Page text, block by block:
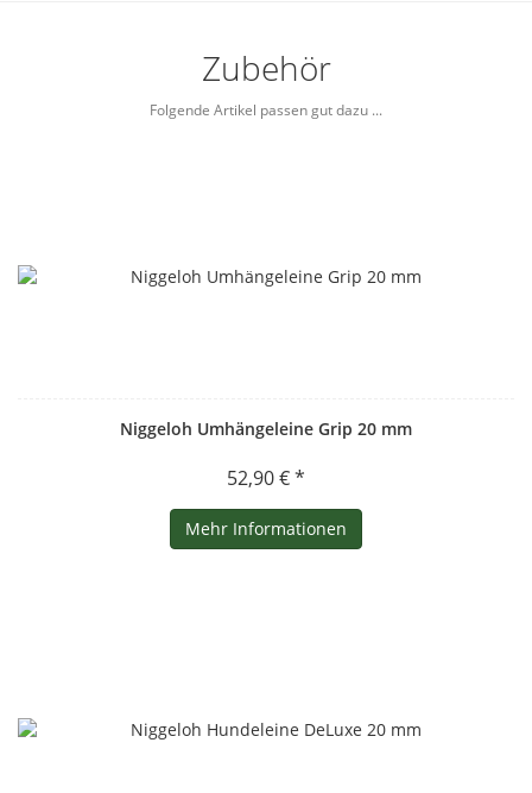
Zubehör
Folgende Artikel passen gut dazu ...
Niggeloh Umhängeleine Grip 20 mm
52,90 € *
Mehr Informationen